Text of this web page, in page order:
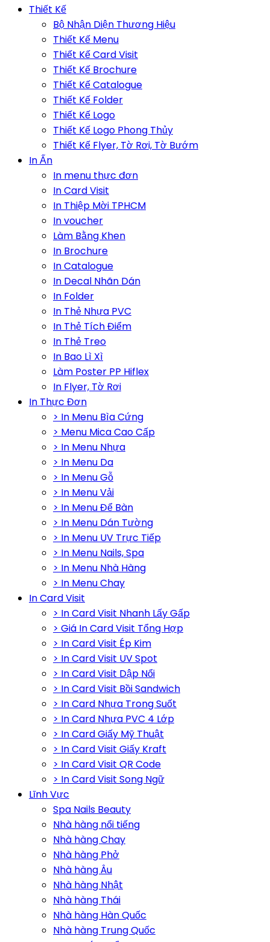
Thiết Kế
Bộ Nhận Diện Thương Hiệu
Thiết Kế Menu
Thiết Kế Card Visit
Thiết Kế Brochure
Thiết Kế Catalogue
Thiết Kế Folder
Thiết Kế Logo
Thiết Kế Logo Phong Thủy
Thiết Kế Flyer, Tờ Rơi, Tờ Bướm
In Ấn
In menu thực đơn
In Card Visit
In Thiệp Mời TPHCM
In voucher
Làm Bằng Khen
In Brochure
In Catalogue
In Decal Nhãn Dán
In Folder
In Thẻ Nhựa PVC
In Thẻ Tích Điểm
In Thẻ Treo
In Bao Lì Xì
Làm Poster PP Hiflex
In Flyer, Tờ Rơi
In Thực Đơn
> In Menu Bìa Cứng
> Menu Mica Cao Cấp
> In Menu Nhựa
> In Menu Da
> In Menu Gỗ
> In Menu Vải
> In Menu Để Bàn
> In Menu Dán Tường
> In Menu UV Trực Tiếp
> In Menu Nails, Spa
> In Menu Nhà Hàng
> In Menu Chay
In Card Visit
> In Card Visit Nhanh Lấy Gấp
> Giá In Card Visit Tổng Hợp
> In Card Visit Ép Kim
> In Card Visit UV Spot
> In Card Visit Dập Nổi
> In Card Visit Bồi Sandwich
> In Card Nhựa Trong Suốt
> In Card Nhựa PVC 4 Lớp
> In Card Giấy Mỹ Thuật
> In Card Visit Giấy Kraft
> In Card Visit QR Code
> In Card Visit Song Ngữ
Lĩnh Vực
Spa Nails Beauty
Nhà hàng nổi tiếng
Nhà hàng Chay
Nhà hàng Phở
Nhà hàng Âu
Nhà hàng Nhật
Nhà hàng Thái
Nhà hàng Hàn Quốc
Nhà hàng Trung Quốc